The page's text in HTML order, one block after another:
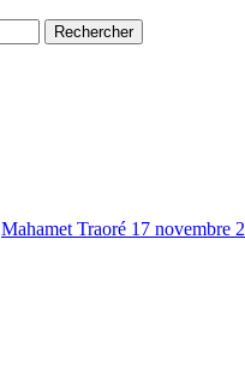
Mahamet Traoré 17 novembre